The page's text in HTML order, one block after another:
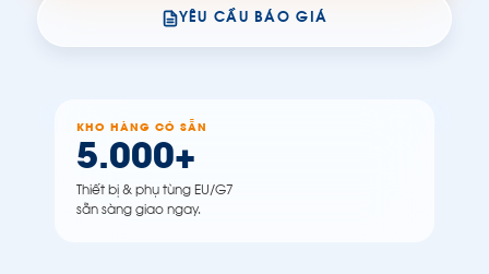
YÊU CẦU BÁO GIÁ
KHO HÀNG CÓ SẴN
5.000+
Thiết bị & phụ tùng EU/G7
sẵn sàng giao ngay.